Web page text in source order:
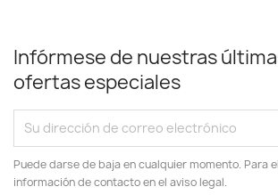
Infórmese de nuestras
ofertas especiales
Puede darse de baja en cualquier momento. Para
información de contacto en el aviso legal.